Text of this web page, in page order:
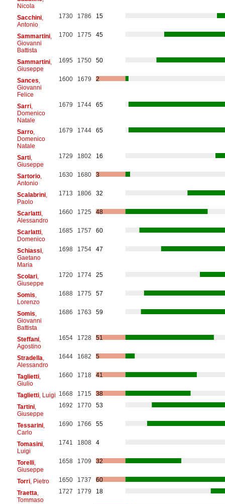
Nicola
Sacchini,
Antonio
1730 1786 15
Sammartini,
Giovanni
Battista
1700 1775 45
Sammartini,
Giuseppe
1695 1750 50
Sances
Giovanni
Felice
1600 1679 2
Sarri,
Domenico
Natale
1679 1744 65
Sarro,
Domenico
Natale
1679 1744 65
Sarti,
Giuseppe
1729 1802 16
Sartorio,
Antonio
1630 1680 3
Scalabrini,
Paolo
1713 1806 32
Scarlatti,
Alessandro
1660 1725 48
Scarlatti,
Domenico
1685 1757 60
Schiassi,
Gaetano
Maria
1698 1754 47
Scolari,
Giuseppe
1720 1774 25
Somis
Lorenzo
1688 1775 57
Somis
Giovanni
Battista
1686 1763 59
Steffani,
Agostino
1654 1728 51
Stradella
Alessandro
1644 1682 5
Taglietti,
Giulio
1660 1718 41
Taglietti, Luigi 1668 1715
38
Tartini,
Giuseppe
1692 1770 53
Tessarini,
Carlo
1690 1766 55
Tomasini,
Luigi
1741 1808 4
Torelli,
Giuseppe
1658 1709 32
Torri, Pietro 1650 1737
60
Traetta
Tommaso
1727 1779 18